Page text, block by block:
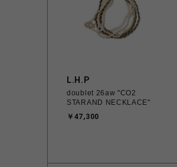
L.H.P
doublet 26aw "CO2
STARAND NECKLACE"
￥47,300